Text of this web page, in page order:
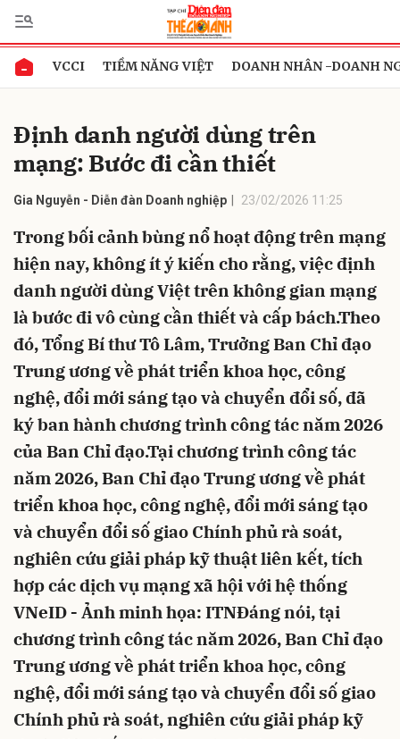
VCCI TIỀM NĂNG VIỆT DOANH NHÂN -DOANH
Định danh người dùng trên
mạng: Bước đi cần thiết
Gia Nguyễn - Diễn đàn Doanh nghiệp 23/02/2026 11:25
Trong bối cảnh bùng nổ hoạt động trên mạng
hiện nay, không ít ý kiến cho rằng, việc định
danh người dùng Việt trên không gian mạng
là bước đi vô cùng cần thiết và cấp bách.Theo
đó, Tổng Bí thư Tô Lâm, Trưởng Ban Chỉ đạo
Trung ương về phát triển khoa học, công
nghệ, đổi mới sáng tạo và chuyển đổi số, đã
ký ban hành chương trình công tác năm 2026
của Ban Chỉ đạo.Tại chương trình công tác
năm 2026, Ban Chỉ đạo Trung ương về phát
triển khoa học, công nghệ, đổi mới sáng tạo
và chuyển đổi số giao Chính phủ rà soát,
nghiên cứu giải pháp kỹ thuật liên kết, tích
hợp các dịch vụ mạng xã hội với hệ thống
VNeID - Ảnh minh họa: ITNĐáng nói, tại
chương trình công tác năm 2026, Ban Chỉ đạo
Trung ương về phát triển khoa học, công
nghệ, đổi mới sáng tạo và chuyển đổi số giao
Chính phủ rà soát, nghiên cứu giải pháp kỹ
Gửi bình luận
Hủy Gửi